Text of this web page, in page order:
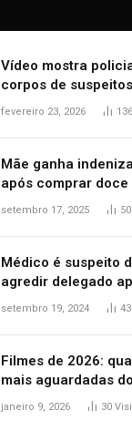
Vídeo mostra
corpos de
confronto dentro de
fevereiro 23, 2026 136
Mãe ganha
após comprar doce
filha ter reação
setembro 17, 2025 50
Médico é suspeito
agredir delegado
durante confusão
setembro 19, 2024 43
Filmes de 2026:
mais aguardadas
principais
janeiro 9, 2026 30